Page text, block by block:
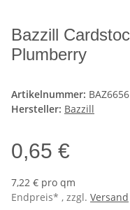
Bazzill
Plumberry
Artikelnummer: BAZ6656
Hersteller: Bazzill
0,65 €
7,22 € pro qm
Endpreis* , zzgl. Versand